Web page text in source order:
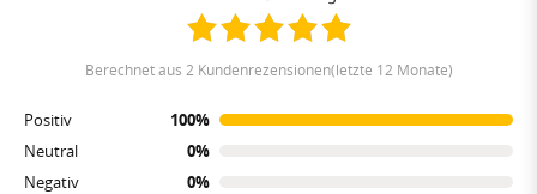
berechnet aus 2 Kundenrezensionen(letzte 12 Monate)
Positiv
100%
Neutral
0%
Negativ
0%